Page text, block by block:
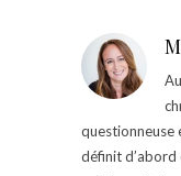
questionneuse
définit d’abord